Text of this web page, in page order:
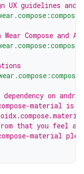
UX guidelines and
Compose and
a dependency on
material is
that you feel are
material